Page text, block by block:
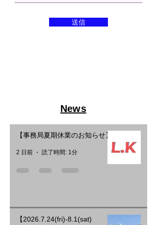
送信
News
【事務局夏期休業のお知らせ】
2 日前 読了時間: 1分
【2026.7.24(fri)-8.1(sat)